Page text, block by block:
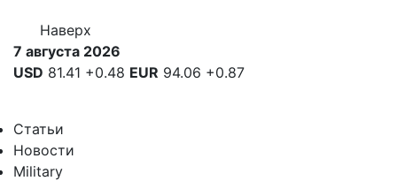
Наверх
7 августа 2026
USD 81.41 +0.48 EUR 94.06 +0.87
Статьи
Новости
Military